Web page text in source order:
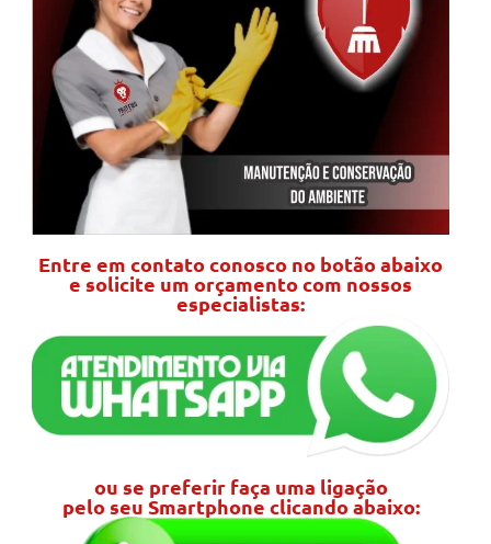
Entre em contato conosco no botão abaixo
e solicite um orçamento com nossos
especialistas:
ou se preferir faça uma ligação
pelo seu Smartphone clicando abaixo: